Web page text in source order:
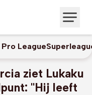
League
ziet Lukaku
"Hij leeft